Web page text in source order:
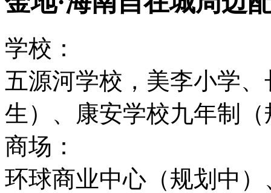
学校：
五源河学校，美李小学
生）、康安学校九年制
商场：
环球商业中心（规划中